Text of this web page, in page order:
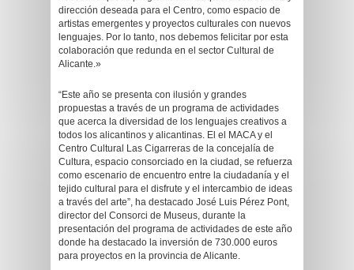
dirección deseada para el Centro, como espacio de
artistas emergentes y proyectos culturales con nuevos
lenguajes. Por lo tanto, nos debemos felicitar por esta
colaboración que redunda en el sector Cultural de
Alicante.»
“Este año se presenta con ilusión y grandes
propuestas a través de un programa de actividades
que acerca la diversidad de los lenguajes creativos a
todos los alicantinos y alicantinas. El el MACA y el
Centro Cultural Las Cigarreras de la concejalía de
Cultura, espacio consorciado en la ciudad, se refuerza
como escenario de encuentro entre la ciudadanía y el
tejido cultural para el disfrute y el intercambio de ideas
a través del arte”, ha destacado José Luis Pérez Pont,
director del Consorci de Museus, durante la
presentación del programa de actividades de este año
donde ha destacado la inversión de 730.000 euros
para proyectos en la provincia de Alicante.